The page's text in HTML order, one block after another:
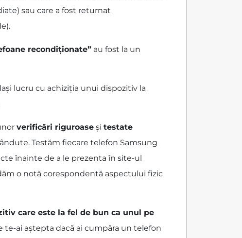
sau care a fost returnat
recondiționate” au fost la un
lucru cu achiziția unui dispozitiv la
verificări riguroase și testate
Testăm fiecare telefon Samsung
înainte de a le prezenta în site-ul
o notă corespondentă aspectului fizic
care este la fel de bun ca unul pe
te-ai aștepta dacă ai cumpăra un telefon